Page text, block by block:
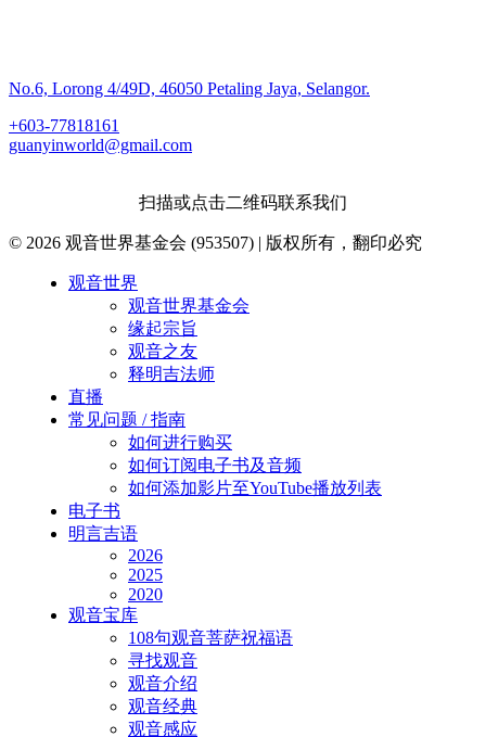
No.6, Lorong 4/49D, 46050 Petaling Jaya, Selangor.
+603-77818161
guanyinworld@gmail.com
扫描或点击二维码联系我们
© 2026 观音世界基金会 (953507) | 版权所有，翻印必究
观音世界
观音世界基金会
缘起宗旨
观音之友
释明吉法师
直播
常见问题 / 指南
如何进行购买
如何订阅电子书及音频
如何添加影片至YouTube播放列表
电子书
明言吉语
2026
2025
2020
观音宝库
108句观音菩萨祝福语
寻找观音
观音介绍
观音经典
观音感应